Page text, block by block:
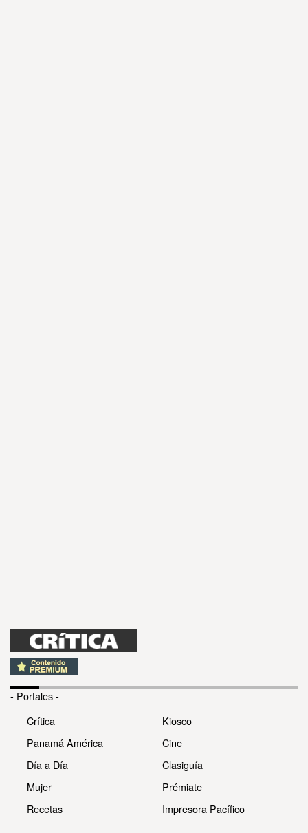
- Portales -
Crítica
Panamá América
Día a Día
Mujer
Recetas
Kiosco
Cine
Clasiguía
Prémiate
Impresora Pacífico